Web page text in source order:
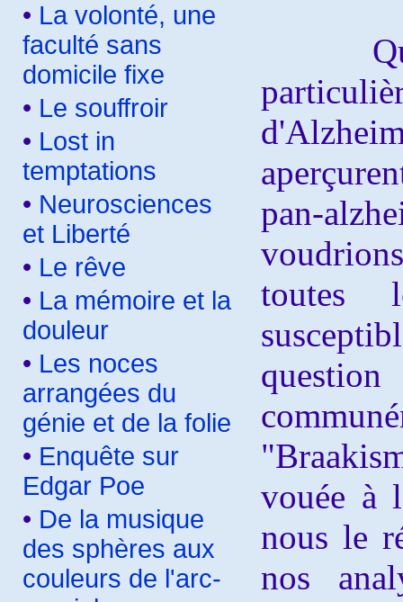
• La volonté, une
faculté sans
domicile fixe
• Le souffroir
• Lost in
temptations
• Neurosciences
et Liberté
• Le rêve
• La mémoire et la
douleur
• Les noces
arrangées du
génie et de la folie
• Enquête sur
Edgar Poe
• De la musique
des sphères aux
couleurs de l'arc-
Qu'il
pan-
toutes
vouée à
nous le
nos